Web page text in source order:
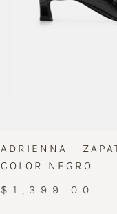
ADRIENNA -
COLOR NEGRO
$1,399.00